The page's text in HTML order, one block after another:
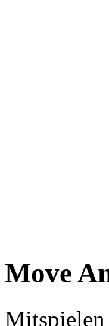
Move